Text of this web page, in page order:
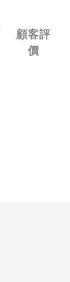
顧客評
價